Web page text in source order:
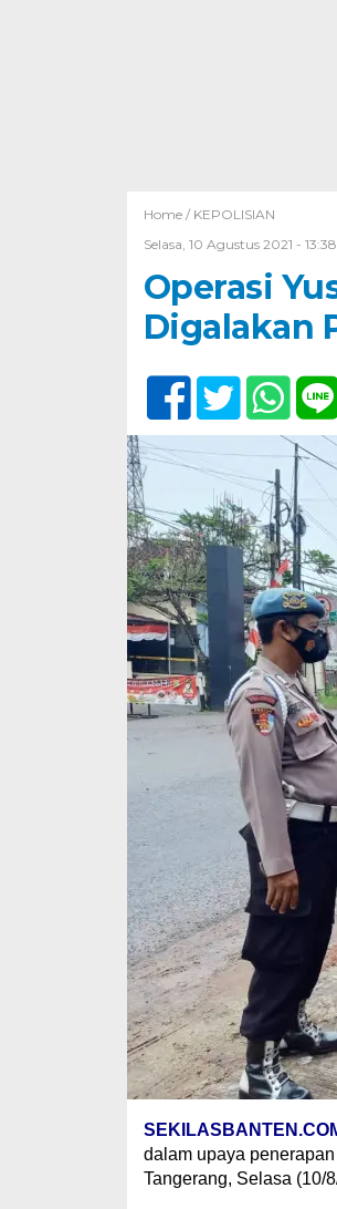
Home / KEPOLISIAN
Selasa, 10 Agustus 2021 -
Operasi
Digalakan
dalam upaya
Tangerang, Selasa (10/